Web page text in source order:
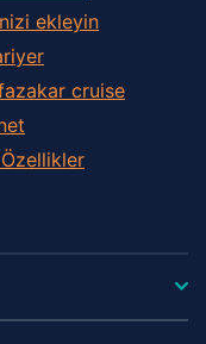
ekleyin
сruise